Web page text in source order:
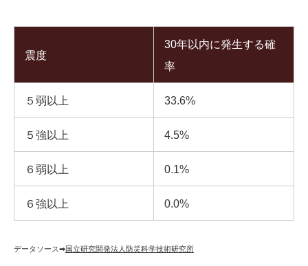
震度
30年以内に発生する確
率
５弱以上 33.6%
５強以上 4.5%
６弱以上 0.1%
６強以上 0.0%
データソース➡︎国立研究開発法人防災科学技術研究所